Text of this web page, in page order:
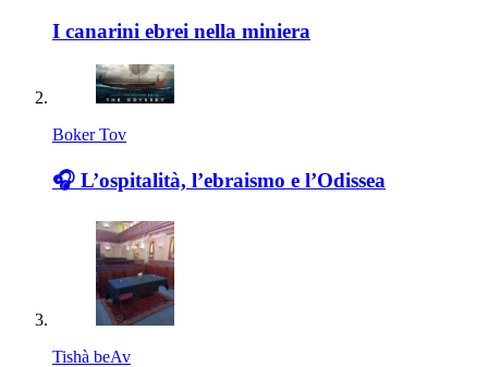
I canarini ebrei nella miniera
Boker Tov
🎧 L’ospitalità, l’ebraismo e l’Odissea
Tishà beAv